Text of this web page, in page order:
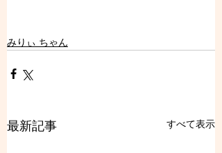
みりぃ ちゃん
最新記事 すべて表示